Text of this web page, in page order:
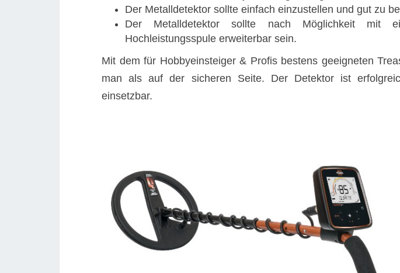
Der Metalldetektor sollte einfach einzustellen und gut zu
Der Metalldetektor sollte nach Möglichkeit mit
Hochleistungsspule erweiterbar sein.
Mit dem für Hobbyeinsteiger & Profis bestens geeigneten
man als auf der sicheren Seite. Der Detektor ist
einsetzbar.